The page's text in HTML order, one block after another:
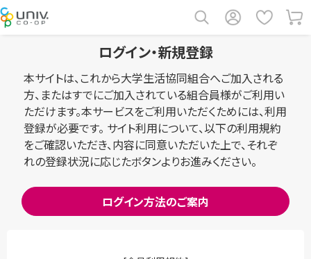
ログイン・新規登録
本サイトは、これから大学生活協同組合へご加入される
方、またはすでにご加入されている組合員様がご利用い
ただけます。本サービスをご利用いただくためには、利用
登録が必要です。 サイト利用について、以下の利用規約
をご確認いただき、内容に同意いただいた上で、それぞ
れの登録状況に応じたボタンよりお進みください。
ログイン方法のご案内